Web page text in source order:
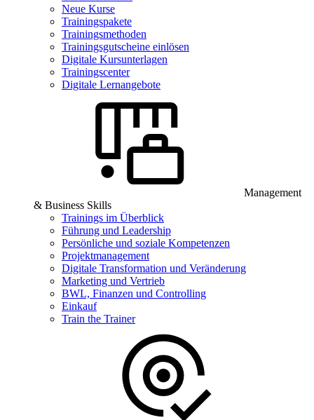
Neue Kurse
Trainingspakete
Trainingsmethoden
Trainingsgutscheine einlösen
Digitale Kursunterlagen
Trainingscenter
Digitale Lernangebote
Management
& Business Skills
Trainings im Überblick
Führung und Leadership
Persönliche und soziale Kompetenzen
Projektmanagement
Digitale Transformation und Veränderung
Marketing und Vertrieb
BWL, Finanzen und Controlling
Einkauf
Train the Trainer